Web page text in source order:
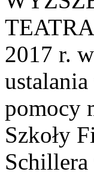
2017 r.
pomocy
Szkoły